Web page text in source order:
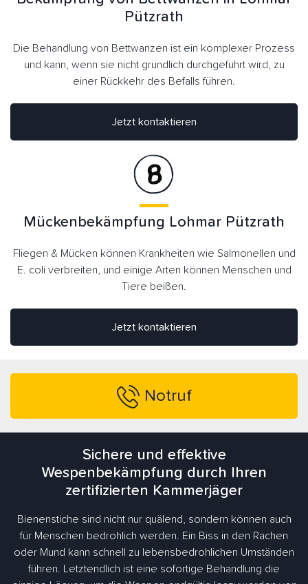
Pützrath
Die Behandlung von Bettwanzen ist ein komplexer Prozess
und kann, wenn sie nicht gründlich durchgeführt wird, zu
einer Rückkehr des Befalls führen.
Jetzt kontaktieren
Jetzt kontaktieren
Mückenbekämpfung Lohmar Pützrath
Fliegen & Mücken können Krankheiten wie Salmonellen und
E. coli verbreiten, und einige Arten können Menschen und
Tiere beißen.
Notruf
Sichere und effektive
Wespenbekämpfung durch Ihren
zertifizierten Kammerjäger
Bienenstiche sind nicht nur quälend, sondern können auch
für Menschen bedrohlich werden. Ein Biss in den Rachen
oder Mund kann schnell zu lebensbedrohlichen Umständen
führen. Letztendlich ist eine sofortige Behandlung die